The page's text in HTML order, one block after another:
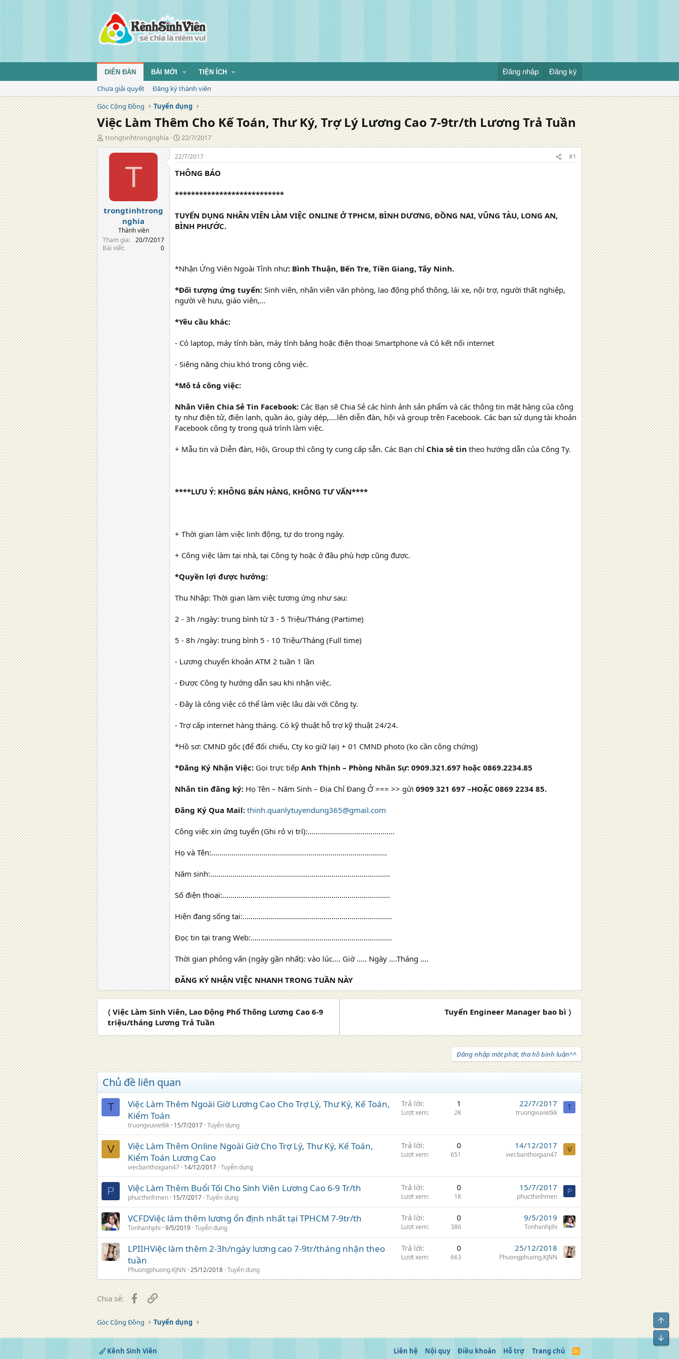
DIỄN ĐÀN BÀI MỚI TIỆN ÍCH Đăng nhập Đăng ký
Chưa giải quyết
Đăng ký thành viên
Góc Cộng Đồng
Tuyển dụng
Việc Làm Thêm Cho Kế Toán, Thư Ký, Trợ Lý Lương Cao 7-9tr/th Lương Trả Tuần
T
á
trongtinhtrongnghia
N
g
à
y
đ
n
22/7/2017
T
trongtinhtrong
nghia
Thành viên
Tham gia
20/7/2017
Bài viết
0
22/7/2017 #1
THÔNG BÁO
***************************
TUYỂN DỤNG NHÂN VIÊN LÀM VIỆC ONLINE Ở TPHCM, BÌNH DƯƠNG, ĐỒNG NAI, VŨNG TÀU, LONG AN,
BÌNH PHƯỚC.
*Nhận Ứng Viên Ngoài Tỉnh như: Bình Thuận, Bến Tre, Tiền Giang, Tây Ninh.
*Đối tượng ứng tuyển: Sinh viên, nhân viên văn phòng, lao động phổ thông, lái xe, nội trợ, người thất nghiệp,
người về hưu, giáo viên,…
*Yêu cầu khác:
- Có laptop, máy tính bàn, máy tính bảng hoặc điện thoại Smartphone và Có kết nối internet
- Siêng năng chịu khó trong công việc.
*Mô tả công việc:
Nhân Viên Chia Sẻ Tin Facebook: Các Bạn sẽ Chia Sẻ các hình ảnh sản phẩm và các thông tin mặt hàng của công
ty như điện tử, điện lạnh, quần áo, giày dép,....lên diễn đàn, hội và group trên Facebook. Các bạn sử dụng tài khoản
Facebook công ty trong quá trình làm việc.
+ Mẫu tin và Diễn đàn, Hội, Group thì công ty cung cấp sẵn. Các Bạn chỉ Chia sẻ tin theo hướng dẫn của Công Ty.
****LƯU Ý: KHÔNG BÁN HÀNG, KHÔNG TƯ VẤN****
+ Thời gian làm việc linh động, tự do trong ngày.
+ Công việc làm tại nhà, tại Công ty hoặc ở đâu phù hợp cũng được.
*Quyền lợi được hưởng:
Thu Nhập: Thời gian làm việc tương ứng như sau:
2 - 3h /ngày: trung bình từ 3 - 5 Triệu/Tháng (Partime)
5 - 8h /ngày: trung bình 5 - 10 Triệu/Tháng (Full time)
- Lương chuyển khoản ATM 2 tuần 1 lần
- Được Công ty hướng dẫn sau khi nhận việc.
- Đây là công việc có thể làm việc lâu dài với Công ty.
- Trợ cấp internet hàng tháng. Có kỹ thuật hỗ trợ kỹ thuật 24/24.
*Hồ sơ: CMND gốc (để đối chiếu, Cty ko giữ lại) + 01 CMND photo (ko cần công chứng)
*Đăng Ký Nhận Việc: Gọi trực tiếp Anh Thịnh – Phòng Nhân Sự: 0909.321.697 hoặc 0869.2234.85
Nhắn tin đăng ký: Họ Tên – Năm Sinh – Địa Chỉ Đang Ở === >> gửi 0909 321 697 –HOẶC 0869 2234 85.
Đăng Ký Qua Mail: thinh.quanlytuyendung365@gmail.com
Công việc xin ứng tuyển (Ghi rỏ vị trí):...........................................
Họ và Tên:.......................................................................................
Năm sinh:.........................................................................................
Số điện thoại:...................................................................................
Hiện đang sống tại:..........................................................................
Đọc tin tại trang Web:......................................................................
Thời gian phỏng vấn (ngày gần nhất): vào lúc…. Giờ ….. Ngày ….Tháng ….
ĐĂNG KÝ NHẬN VIỆC NHANH TRONG TUẦN NÀY
〈 Việc Làm Sinh Viên, Lao Động Phổ Thông Lương Cao 6-9
triệu/tháng Lương Trả Tuần
Tuyển Engineer Manager bao bì 〉
Đăng nhập một phát, tha hồ bình luận^^
Chủ đề liên quan
T
Việc Làm Thêm Ngoài Giờ Lương Cao Cho Trợ Lý, Thư Ký, Kế Toán,
Kiểm Toán
truongvuvietkk 15/7/2017 Tuyển dụng
Trả lời 1
Lượt xem 2K
22/7/2017
truongvuvietkk
T
V
Việc Làm Thêm Online Ngoài Giờ Cho Trợ Lý, Thư Ký, Kế Toán,
Kiểm Toán Lương Cao
viecbanthoigian47 14/12/2017 Tuyển dụng
Trả lời 0
Lượt xem 651
14/12/2017
viecbanthoigian47
V
P Việc Làm Thêm Buổi Tối Cho Sinh Viên Lương Cao 6-9 Tr/th
phucthinhmen 15/7/2017 Tuyển dụng
Trả lời 0
Lượt xem 1K
15/7/2017
phucthinhmen
P
VCFDViệc làm thêm lương ổn định nhất tại TPHCM 7-9tr/th
Tonhanhphi 9/5/2019 Tuyển dụng
Trả lời 0
Lượt xem 386
9/5/2019
Tonhanhphi
LPIIHViệc làm thêm 2-3h/ngày lương cao 7-9tr/tháng nhận theo
tuần
Phuongphuong.KJNN 25/12/2018 Tuyển dụng
Trả lời 0
Lượt xem 663
25/12/2018
Phuongphuong.KJNN
Chia sẻ: Facebook
Liên kết
Góc Cộng Đồng Tuyển dụng
Kênh Sinh Viên Liên hệ Nội quy Điều khoản Hỗ trợ Trang chủ
R
Top